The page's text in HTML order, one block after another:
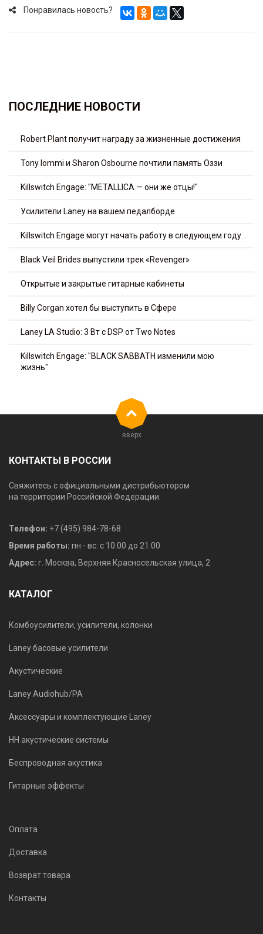
Понравилась новость?
ПОСЛЕДНИЕ НОВОСТИ
Robert Plant получит награду за жизненные достижения
Tony Iommi и Sharon Osbourne почтили память Оззи
Killswitch Engage: "METALLICA — они же отцы!"
Усилители Laney на вашем педалборде
Killswitch Engage могут начать работу в следующем году
Black Veil Brides выпустили трек «Revenger»
Открытые и закрытые гитарные кабинеты
Billy Corgan хотел бы выступить в Сфере
Laney LA Studio: 3 Вт с DSP от Two Notes
Killswitch Engage: "BLACK SABBATH изменили мою
жизнь"
КОНТАКТЫ В РОССИИ
Свяжитесь с официальными дистрибьютором
на территории Российской Федерации.
Телефон: +7 (495) 984-78-68
Время работы: пн - вс: с 10:00 до 21:00
Адрес: г. Москва, Верхняя Красносельская улица, 2
КАТАЛОГ
Комбоусилители, усилители, колонки
Laney басовые усилители
Акустические
Laney Audiohub/PA
Аксессуары и комплектующие Laney
HH акустические системы
Беспроводная акустика
Гитарные эффекты
Оплата
Доставка
Возврат товара
Контакты
вверх